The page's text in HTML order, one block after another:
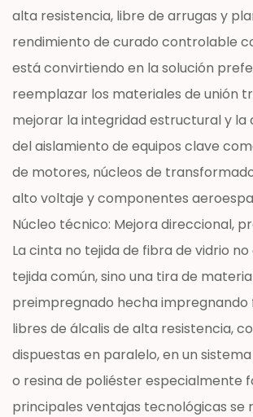
alta resistencia, libre de arrugas y
rendimiento de curado controlable
está convirtiendo en la solución
reemplazar los materiales de unión
mejorar la integridad estructural y la
del aislamiento de equipos clave
de motores, núcleos de
alto voltaje y componentes
Núcleo técnico: Mejora direccional,
La cinta no tejida de fibra de vidrio
tejida común, sino una tira de
preimpregnado hecha impregnando
libres de álcalis de alta resistencia,
dispuestas en paralelo, en un
o resina de poliéster especialmente
principales ventajas tecnológicas se